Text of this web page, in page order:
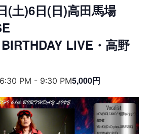
(土)6日(日)高田馬場
LIVE・高野
PM - 9:30 PM5,000円